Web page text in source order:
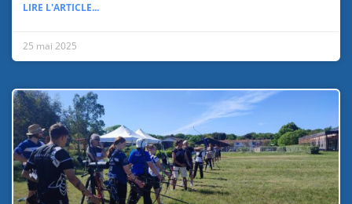
LIRE L'ARTICLE...
25 mai 2025